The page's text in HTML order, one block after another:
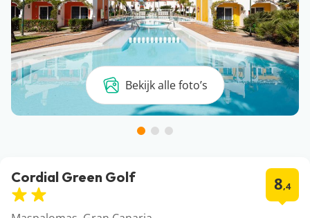
Bekijk alle foto’s
Cordial Green Golf 8,4